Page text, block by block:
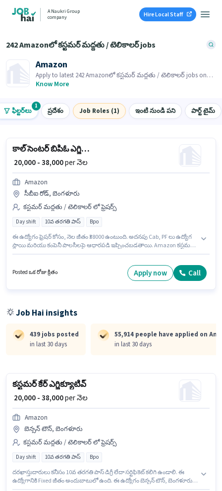
A Naukri Group
company
Hire Local Staff
242 Amazonలో కస్టమర్ మద్దతు / టెలికాలర్ jobs
Amazon
Apply to latest 242 Amazonలో కస్టమర్ మద్దతు / టెలికాలర్ jobs on
Job Hai! Recruiter is actively hiring in your area.
Know More
ఫిల్టర్‌లు
1
ప్రదేశం Job Roles (1) ఇంటి నుండి పని పార్ట్ టైమ్
కాల్ సెంటర్ బిపిఓ ఎగ్జిక్యూటివ్
₹ 20,000 - 38,000per నెల
Amazon
సీబీఐ రోడ్, బెంగళూరు
కస్టమర్ మద్దతు / టెలికాలర్ లో ఫ్రెషర్స్
Day shift 10వ తరగతి పాస్ Bpo
ఈ ఉద్యోగం ఫ్రెషర్ కోసం, నెల జీతం ₹38000 ఉంటుంది. అదనపు Cab, PF లు ఉద్యోగ
స్థాయి మరియు కంపెనీ పాలసీలపై ఆధారపడి ఇప్పించబడతాయి. Amazon కస్టమర్
ఇవ్వబడుతుంది. ఈ ఉద్యోగం సీబీఐ రోడ్, బెంగళూరు లో ఉంది. ఈ ఉద్యోగం Full
Time ప్రాతిపదికపై, DAY shift మరియు వారానికి 5 days working ఉన్నాయి.
Posted ఒక రోజు క్రితం Apply now Call
Job Hai insights
439 jobs posted
in last 30 days
55,914 people have applied on
in last 30 days
కస్టమర్ కేర్ ఎగ్జిక్యూటివ్
₹ 20,000 - 38,000per నెల
Amazon
బెన్సన్ టౌన్, బెంగళూరు
కస్టమర్ మద్దతు / టెలికాలర్ లో ఫ్రెషర్స్
Day shift 10వ తరగతి పాస్ Bpo
దరఖాస్తుదారులు కనీసం 10వ తరగతి పాస్ డిగ్రీ లేదా సర్టిఫికెట్ కలిగి ఉండాలి. ఈ
ఉద్యోగానికి Fixed జీతం అందుబాటులో ఉంది. ఈ ఉద్యోగం బెన్సన్ టౌన్, బెంగళూరు